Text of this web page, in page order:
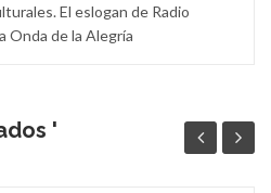
El eslogan de Radio
Onda de la Alegría
'